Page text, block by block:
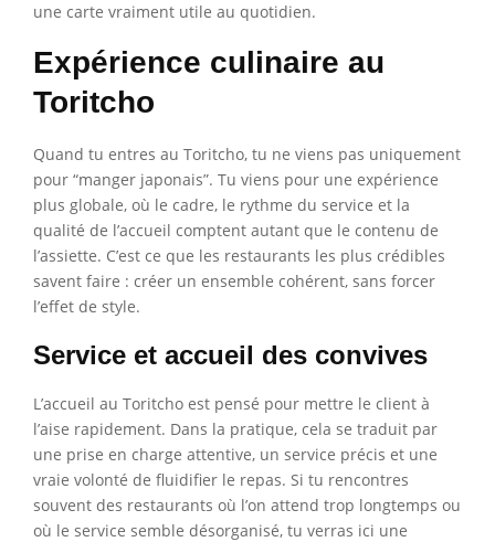
une carte vraiment utile au quotidien.
Expérience culinaire au
Toritcho
Quand tu entres au Toritcho, tu ne viens pas uniquement
pour “manger japonais”. Tu viens pour une expérience
plus globale, où le cadre, le rythme du service et la
qualité de l’accueil comptent autant que le contenu de
l’assiette. C’est ce que les restaurants les plus crédibles
savent faire : créer un ensemble cohérent, sans forcer
l’effet de style.
Service et accueil des convives
L’accueil au Toritcho est pensé pour mettre le client à
l’aise rapidement. Dans la pratique, cela se traduit par
une prise en charge attentive, un service précis et une
vraie volonté de fluidifier le repas. Si tu rencontres
souvent des restaurants où l’on attend trop longtemps ou
où le service semble désorganisé, tu verras ici une